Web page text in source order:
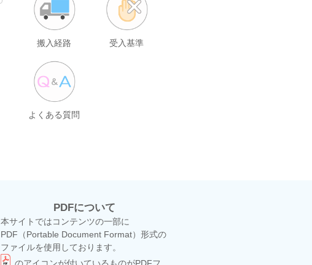
搬入経路 受入基準
よくある質問
PDFについて
本サイトではコンテンツの一部に
PDF（Portable Document Format）形式の
ファイルを使用しております。